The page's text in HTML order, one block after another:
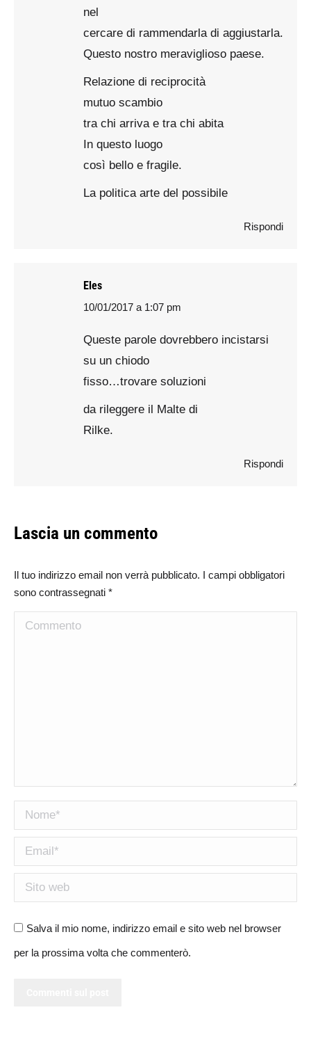
nel
cercare di rammendarla di aggiustarla.
Questo nostro meraviglioso paese.
Relazione di reciprocità
mutuo scambio
tra chi arriva e tra chi abita
In questo luogo
così bello e fragile.
La politica arte del possibile
Rispondi
Eles
says:
10/01/2017 a 1:07 pm
Queste parole dovrebbero incistarsi
su un chiodo
fisso…trovare soluzioni
da rileggere il Malte di
Rilke.
Rispondi
Lascia un commento
Il tuo indirizzo email non verrà pubblicato. I campi obbligatori
sono contrassegnati *
Commento
Nome *
Email *
Sito web
Salva il mio nome, indirizzo email e sito web nel browser
per la prossima volta che commenterò.